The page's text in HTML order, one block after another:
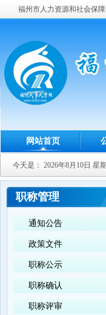
福州市人力资源和社会保
网站首页
今天是： 2026年8月10日 星
职称管理
通知公告
政策文件
职称公示
职称确认
职称评审